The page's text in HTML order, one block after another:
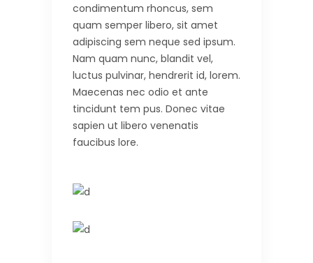
condimentum rhoncus, sem
quam semper libero, sit amet
adipiscing sem neque sed ipsum.
Nam quam nunc, blandit vel,
luctus pulvinar, hendrerit id, lorem.
Maecenas nec odio et ante
tincidunt tem pus. Donec vitae
sapien ut libero venenatis
faucibus lore.